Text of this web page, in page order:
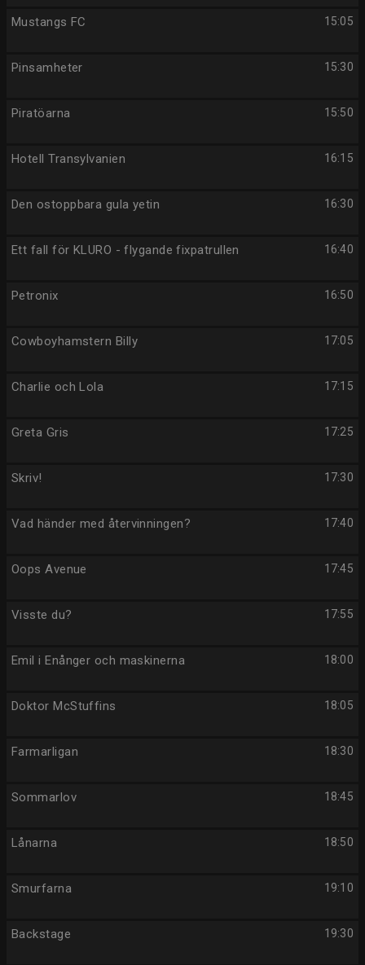
15:05
Mustangs FC
15:30
Pinsamheter
15:50
Piratöarna
16:15
Hotell Transylvanien
16:30
Den ostoppbara gula yetin
16:40
Ett fall för KLURO - flygande fixpatrullen
16:50
Petronix
17:05
Cowboyhamstern Billy
17:15
Charlie och Lola
17:25
Greta Gris
17:30
Skriv!
17:40
Vad händer med återvinningen?
17:45
Oops Avenue
17:55
Visste du?
18:00
Emil i Enånger och maskinerna
18:05
Doktor McStuffins
18:30
Farmarligan
18:45
Sommarlov
18:50
Lånarna
19:10
Smurfarna
19:30
Backstage